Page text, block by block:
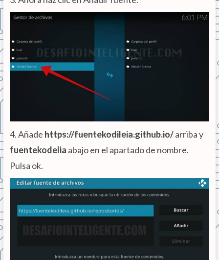
4. Añadehttps://fuentekodileia.github.io/arriba y
fuentekodelia abajo en el apartado de nombre.
Pulsa ok.